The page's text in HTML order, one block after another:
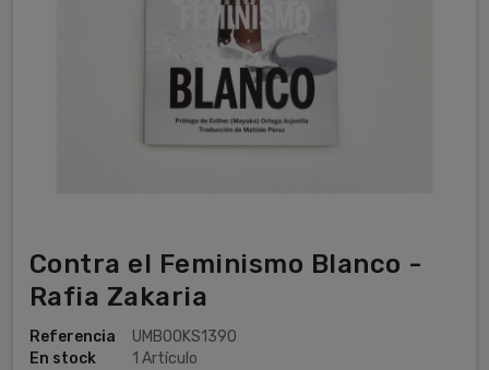
Contra el Feminismo Blanco -
Rafia Zakaria
Referencia
UMBOOKS1390
En stock
1 Artículo